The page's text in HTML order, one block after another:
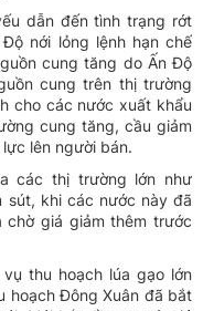
dẫn đến tình trạng rớt
nới lỏng lệnh hạn chế
cung tăng do Ấn Độ
cung trên thị trường
cho các nước xuất khẩu
cung tăng, cầu giảm
lên người bán.
các thị trường lớn như
sút, khi các nước này đã
giá giảm thêm trước
thu hoạch lúa gạo lớn
hoạch Đông Xuân đã bắt